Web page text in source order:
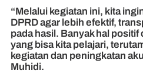
“Melalui kegiatan ini, kita
DPRD agar lebih efektif,
pada hasil. Banyak hal positif
yang bisa kita pelajari,
kegiatan dan peningkatan
Muhidi.